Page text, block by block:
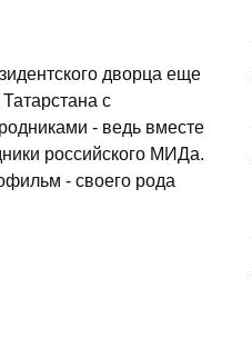
дворца еще
с
- ведь вместе
российского МИДа.
- своего рода